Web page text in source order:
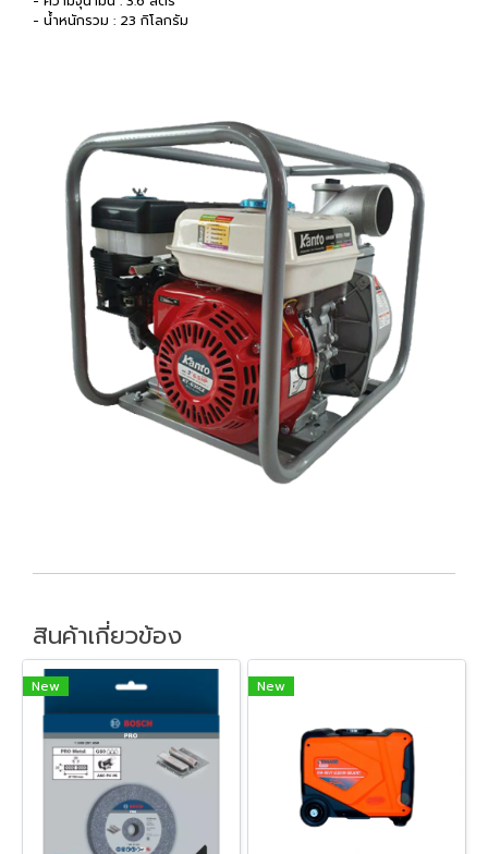
- น้ำหนักรวม : 23 กิโลกรัม
สินค้าเกี่ยวข้อง
New New